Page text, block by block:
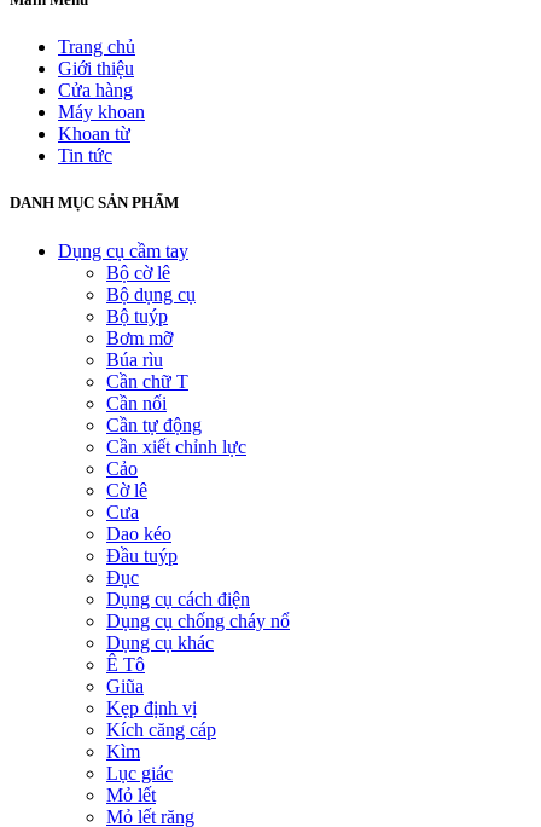
Trang chủ
Giới thiệu
Cửa hàng
Máy khoan
Khoan từ
Tin tức
DANH MỤC SẢN PHẨM
Dụng cụ cầm tay
Bộ cờ lê
Bộ dụng cụ
Bộ tuýp
Bơm mỡ
Búa rìu
Cần chữ T
Cần nối
Cần tự động
Cần xiết chỉnh lực
Cảo
Cờ lê
Cưa
Dao kéo
Đầu tuýp
Đục
Dụng cụ cách điện
Dụng cụ chống cháy nổ
Dụng cụ khác
Ê Tô
Giũa
Kẹp định vị
Kích căng cáp
Kìm
Lục giác
Mỏ lết
Mỏ lết răng